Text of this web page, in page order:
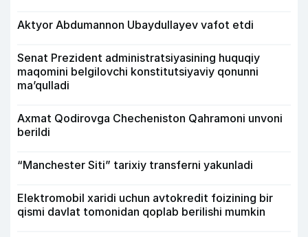
Aktyor Abdu­mannon Ubaydullayev vafot etdi
Senat Prezident administratsiyasining huquqiy
maqomini belgilovchi konstitutsiyaviy qonunni
ma’qulladi
Axmat Qodirovga Checheniston Qahramoni unvoni
berildi
“Manchester Siti” tarixiy transferni yakunladi
Elektromobil xaridi uchun avtokredit foizining bir
qismi davlat tomonidan qoplab berilishi mumkin